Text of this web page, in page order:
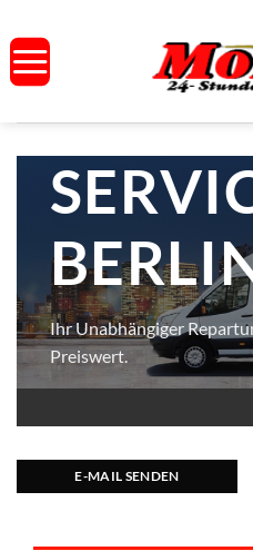
Inhalt
springen
Ihr Unabhängiger
Preiswert.
E-MAIL SENDEN